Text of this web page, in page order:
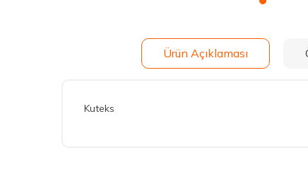
Ürün Açıklaması
Kuteks